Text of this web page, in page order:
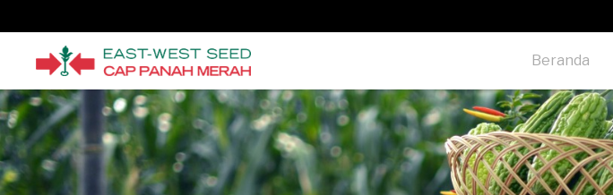
Beranda